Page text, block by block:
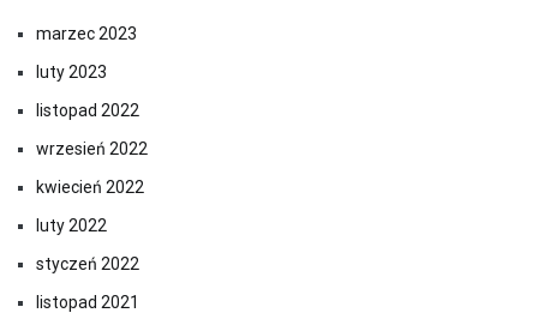
marzec 2023
luty 2023
listopad 2022
wrzesień 2022
kwiecień 2022
luty 2022
styczeń 2022
listopad 2021